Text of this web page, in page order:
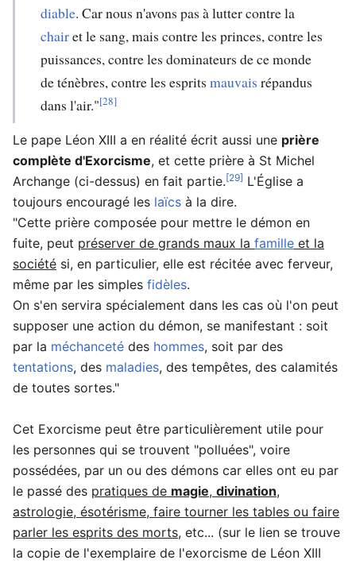
diable. Car nous n'avons pas à lutter contre la
chairet le sang, mais contre les princes, contre les
puissances, contre les dominateurs de ce monde
de ténèbres, contre les esprits mauvais répandus
dans l'air."[28]
Le pape Léon XIII a en réalité écrit aussi une prière
complète d'Exorcisme, et cette prière à St Michel
Archange (ci-dessus) en fait partie.[29] L'Église a
toujours encouragé les laïcs à la dire.
"Cette prière composée pour mettre le démon en
fuite, peut préserver de grands maux la famille et la
société si, en particulier, elle est récitée avec ferveur,
même par les simples fidèles.
On s'en servira spécialement dans les cas où l'on peut
supposer une action du démon, se manifestant : soit
par la méchanceté des hommes, soit par des
tentations, des maladies, des tempêtes, des calamités
de toutes sortes."
Cet Exorcisme peut être particulièrement utile pour
les personnes qui se trouvent "polluées", voire
possédées, par un ou des démons car elles ont eu par
le passé des pratiques de magie, divination,
astrologie, ésotérisme, faire tourner les tables ou faire
parler les esprits des morts, etc... (sur le lien se trouve
la copie de l'exemplaire de l'exorcisme de Léon XIII